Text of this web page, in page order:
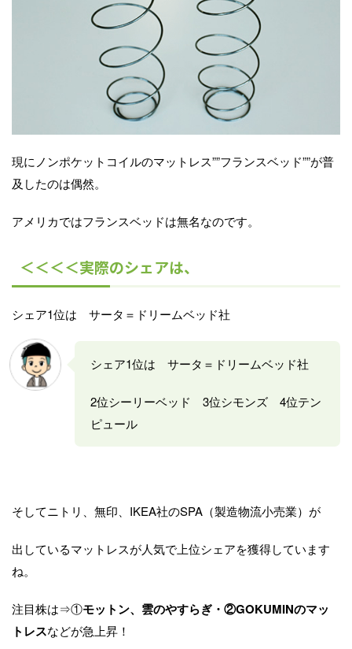
現にノンポケットコイルのマットレス””フランスベッド””が普
及したのは偶然。
アメリカではフランスベッドは無名なのです。
＜＜＜＜実際のシェアは、
シェア1位は サータ＝ドリームベッド社
シェア1位は サータ＝ドリームベッド社
2位シーリーベッド 3位シモンズ 4位テン
ピュール
そしてニトリ、無印、IKEA社のSPA（製造物流小売業）が
出しているマットレスが人気で上位シェアを獲得しています
ね。
注目株は⇒①モットン、雲のやすらぎ・②GOKUMINのマッ
トレスなどが急上昇！